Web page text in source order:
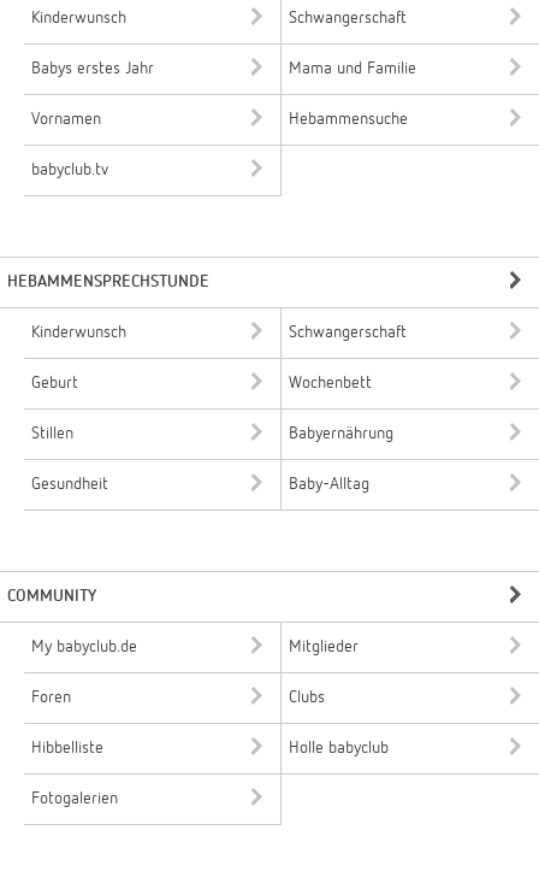
Kinderwunsch Schwangerschaft
Babys erstes Jahr Mama und Familie
Vornamen Hebammensuche
babyclub.tv
HEBAMMENSPRECHSTUNDE
Kinderwunsch Schwangerschaft
Geburt Wochenbett
Stillen Babyernährung
Gesundheit Baby-Alltag
COMMUNITY
My babyclub.de Mitglieder
Foren Clubs
Hibbelliste Holle babyclub
Fotogalerien